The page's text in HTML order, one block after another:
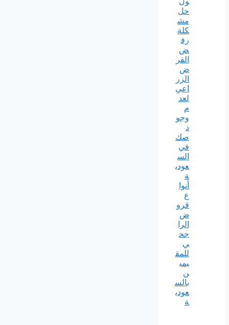
حل
مش
كلة
رف
ض
القر
ض
الزر
اعي
لعد
م
وجو
د
صك
في
الس
عودي
ة
أنوا
ع
قرو
ض
الرا
جح
ي
للمق
يمي
ن
بالس
عودي
ة